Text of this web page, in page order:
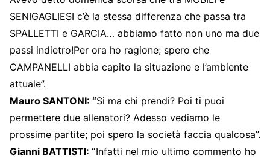
SENIGAGLIESI c’è la stessa differenza che passa tra
SPALLETTI e GARCIA… abbiamo fatto non uno ma due
passi indietro!Per ora ho ragione; spero che
CAMPANELLI abbia capito la situazione e l’ambiente
attuale”.
Mauro SANTONI: “Si ma chi prendi? Poi ti puoi
permettere due allenatori? Adesso vediamo le
prossime partite; poi spero la società faccia qualcosa”.
Gianni BATTISTI: “Infatti nel mio ultimo commento ho